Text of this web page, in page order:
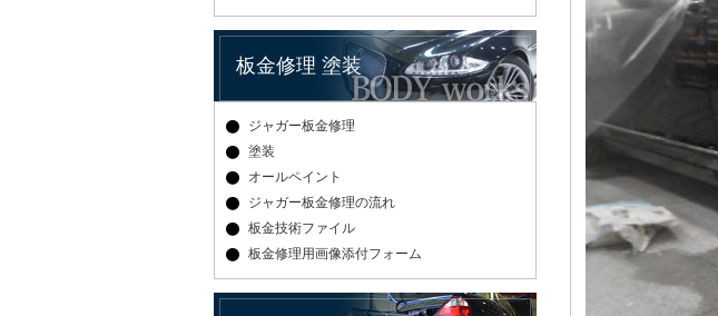
板金修理 塗装
ジャガー板金修理
塗装
オールペイント
ジャガー板金修理の流れ
板金技術ファイル
板金修理用画像添付フォーム